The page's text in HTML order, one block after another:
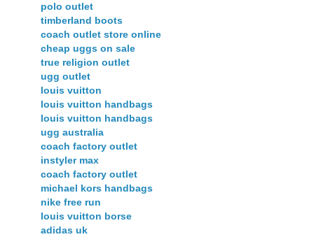
polo outlet
timberland boots
coach outlet store online
cheap uggs on sale
true religion outlet
ugg outlet
louis vuitton
louis vuitton handbags
louis vuitton handbags
ugg australia
coach factory outlet
instyler max
coach factory outlet
michael kors handbags
nike free run
louis vuitton borse
adidas uk